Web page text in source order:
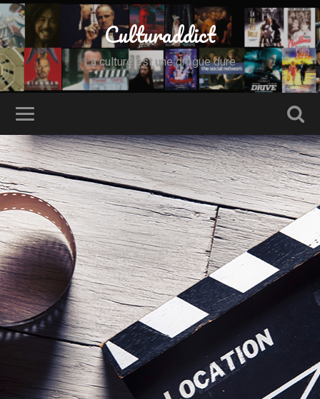
Culturaddict
La culture est une drogue dure